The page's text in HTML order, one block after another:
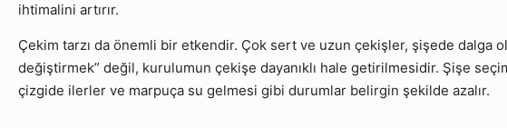
ihtimalini artırır.
Çekim tarzı da önemli bir etkendir. Çok sert ve uzun çekişler, şişede dalga
değiştirmek” değil, kurulumun çekişe dayanıklı hale getirilmesidir. Şişe
çizgide ilerler ve marpuça su gelmesi gibi durumlar belirgin şekilde azalır.